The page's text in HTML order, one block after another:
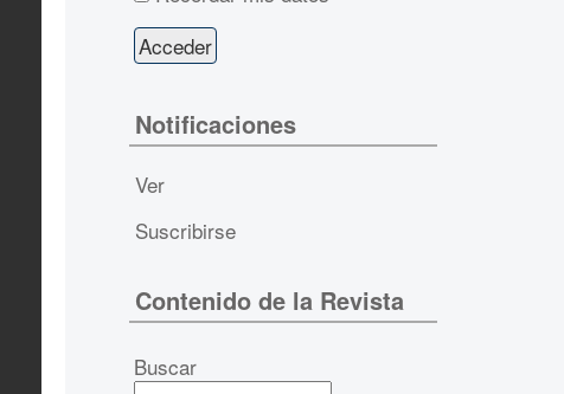
Notificaciones
Ver
Suscribirse
Contenido de la Revista
Buscar